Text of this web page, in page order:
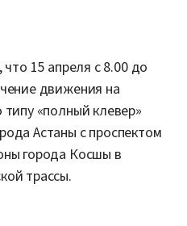
15 апреля с 8.00 до
движения на
«полный клевер»
Астаны с проспектом
города Косшы в
трассы.